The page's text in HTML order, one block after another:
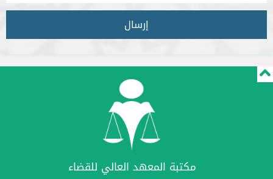
إرسال
مكتبة المعهد العالي للقضاء